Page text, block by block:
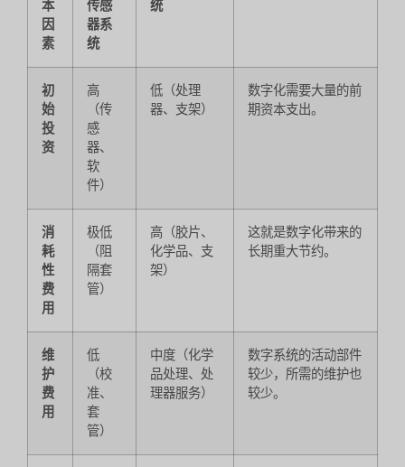
本
因
素
传感
器系
统
统
初
始
投
资
高
（传
感
器、
软
件）
低（处理
器、支架）
数字化需要大量的前
期资本支出。
消
耗
性
费
用
极低
（阻
隔套
管）
高（胶片、
化学品、支
架）
这就是数字化带来的
长期重大节约。
维
护
费
用
低
（校
准、
套
管）
中度（化学
品处理、处
理器服务）
数字系统的活动部件
较少，所需的维护也
较少。